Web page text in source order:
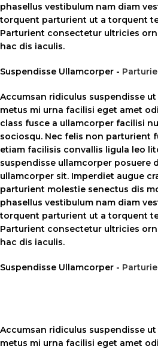
phasellus vestibulum nam diam
torquent parturient ut a torquent
Parturient consectetur ultricies
hac dis iaculis.
Suspendisse Ullamcorper -
Accumsan ridiculus suspendisse
metus mi urna facilisi eget amet
class fusce a ullamcorper facilisi
sociosqu. Nec felis non parturient
etiam facilisis convallis ligula leo
suspendisse ullamcorper posuere
ullamcorper sit. Imperdiet augue
parturient molestie senectus dis
phasellus vestibulum nam diam
torquent parturient ut a torquent
Parturient consectetur ultricies
hac dis iaculis.
Suspendisse Ullamcorper -
Accumsan ridiculus suspendisse
metus mi urna facilisi eget amet